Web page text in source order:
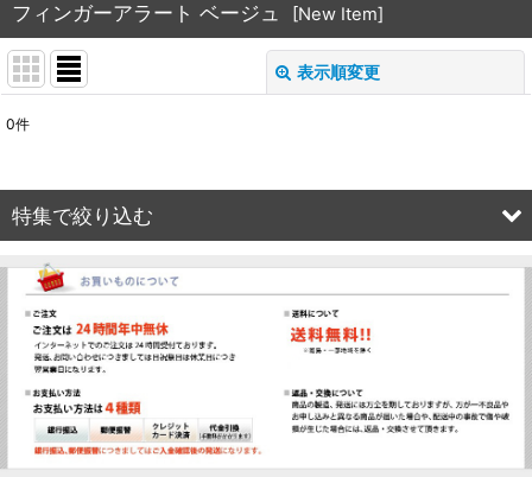
フィンガーアラート ベージュ [New Item]
表示順変更
並び順 :
絞り込む
0件
特集で絞り込む
1000mm
1200mm
1800mm